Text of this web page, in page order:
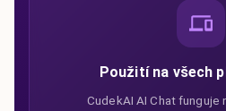
Použití na všech
CudekAI AI Chat funguje